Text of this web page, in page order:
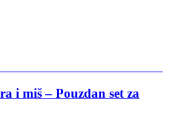
i miš – Pouzdan set za